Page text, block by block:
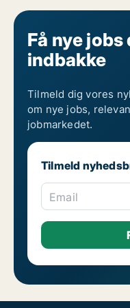
Få nye
indbakke
Tilmeld dig vores
om nye jobs,
jobmarkedet.
Tilmeld
Email